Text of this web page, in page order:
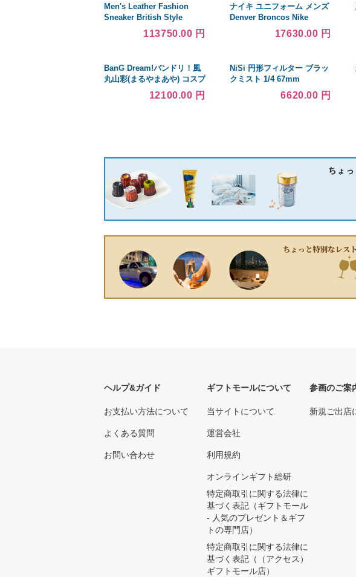
Men's Leather Fashion
Sneaker British Style
Polished Casual Shoe 並行
113750.00 円
ナイキ ユニフォーム メンズ
Denver Broncos Nike
Custom Game Jersey
17630.00 円
BanG Dream!バンドリ！風
丸山彩(まるやまあや) コスプ
レ衣装ウィッグ演出服
cosplay イベント パーティ
12100.00 円
NiSi 円形フィルター ブラッ
クミスト 1/4 67mm
6620.00 円
ヘルプ&ガイド
お支払い方法について
よくある質問
お問い合わせ
ギフトモールについて
当サイトについて
運営会社
利用規約
オンラインギフト総研
特定商取引に関する法律に
基づく表記（ギフトモール
- 人気のプレゼント＆ギフ
トの専門店）
特定商取引に関する法律に
基づく表記（（アクセス）
ギフトモール店）
参画のご案
新規ご出店